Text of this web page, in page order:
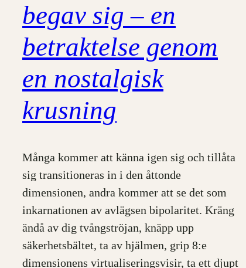
begav sig – en
betraktelse genom
en nostalgisk
krusning
Många kommer att känna igen sig och tillåta
sig transitioneras in i den åttonde
dimensionen, andra kommer att se det som
inkarnationen av avlägsen bipolaritet. Kräng
ändå av dig tvångströjan, knäpp upp
säkerhetsbältet, ta av hjälmen, grip 8:e
dimensionens virtualiseringsvisir, ta ett djupt